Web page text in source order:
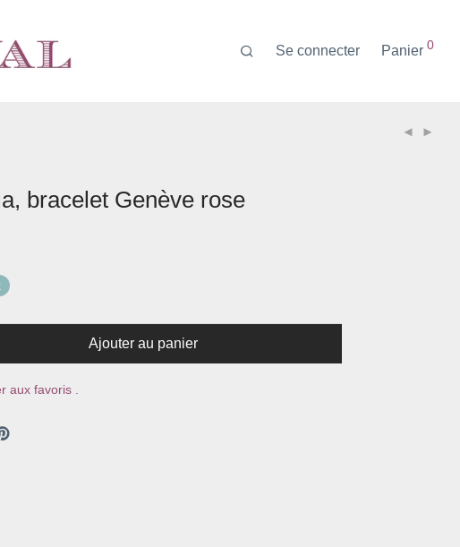
Se connecter Panier 0
bracelet Genève rose
Ajouter au panier
aux favoris .